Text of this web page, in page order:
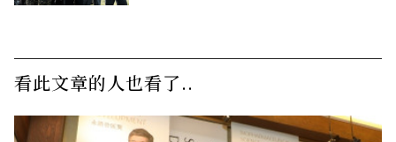
看此文章的人也看了..